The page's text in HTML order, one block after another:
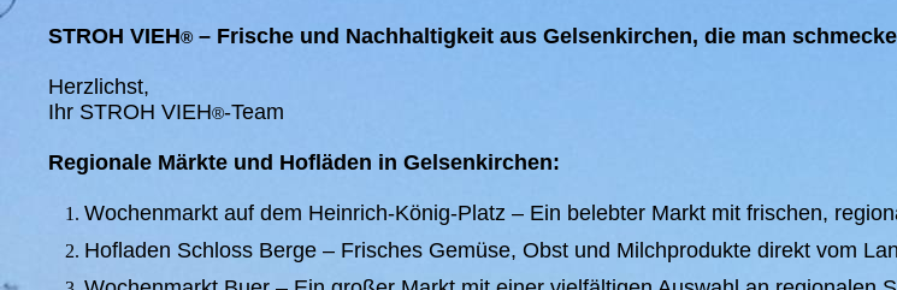
STROH VIEH® – Frische und Nachhaltigkeit aus Gelsenkirchen, die man
Herzlichst,
Ihr STROH VIEH®-Team
Regionale Märkte und Hofläden in Gelsenkirchen:
Wochenmarkt auf dem Heinrich-König-Platz – Ein belebter Markt mit frischen,
Hofladen Schloss Berge – Frisches Gemüse, Obst und Milchprodukte direkt vom